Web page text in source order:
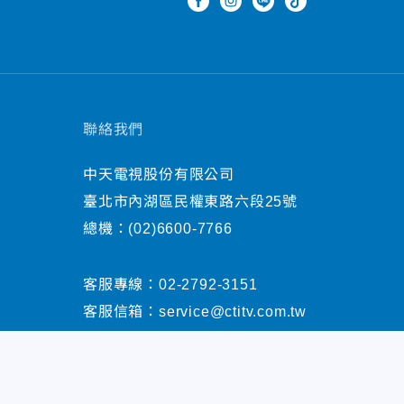
聯絡我們
中天電視股份有限公司
臺北市內湖區民權東路六段25號
總機： (02)6600-7766
客服專線： 02-2792-3151
客服信箱： service@ctitv.com.tw